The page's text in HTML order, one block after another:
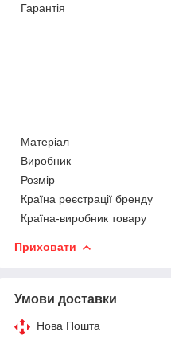
Гарантія
Матеріал
Виробник
Розмір
Країна реєстрації бренду
Країна-виробник товару
Приховати
Умови доставки
Нова Пошта